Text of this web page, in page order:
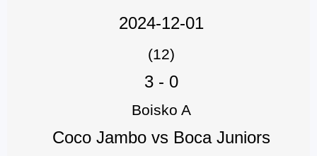
2024-12-01
(12)
3- 0
Boisko A
Coco Jambo vs Boca Juniors